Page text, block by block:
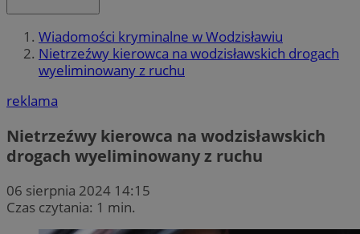
Wiadomości kryminalne w Wodzisławiu
Nietrzeźwy kierowca na wodzisławskich drogach
wyeliminowany z ruchu
reklama
Nietrzeźwy kierowca na wodzisławskich
drogach wyeliminowany z ruchu
06 sierpnia 2024 14:15
Czas czytania: 1 min.